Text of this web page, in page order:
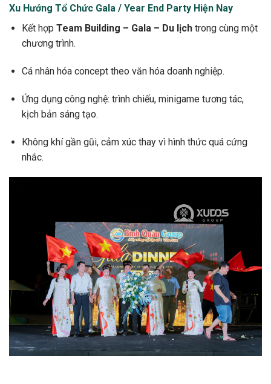
Xu Hướng Tổ Chức Gala / Year End Party Hiện Nay
Kết hợp Team Building – Gala – Du lịchtrong cùng một
chương trình.
Cá nhân hóa concept theo văn hóa doanh nghiệp.
Ứng dụng công nghệ: trình chiếu, minigame tương tác,
kịch bản sáng tạo.
Không khí gần gũi, cảm xúc thay vì hình thức quá cứng
nhắc.